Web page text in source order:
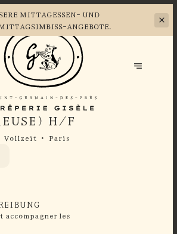
MITTAGESSEN- UND
ANGEBOTE.
H/F
Vollzeit
Paris
les